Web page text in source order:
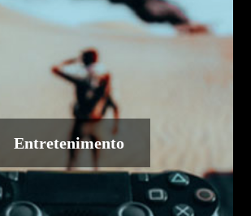
Entretenimento